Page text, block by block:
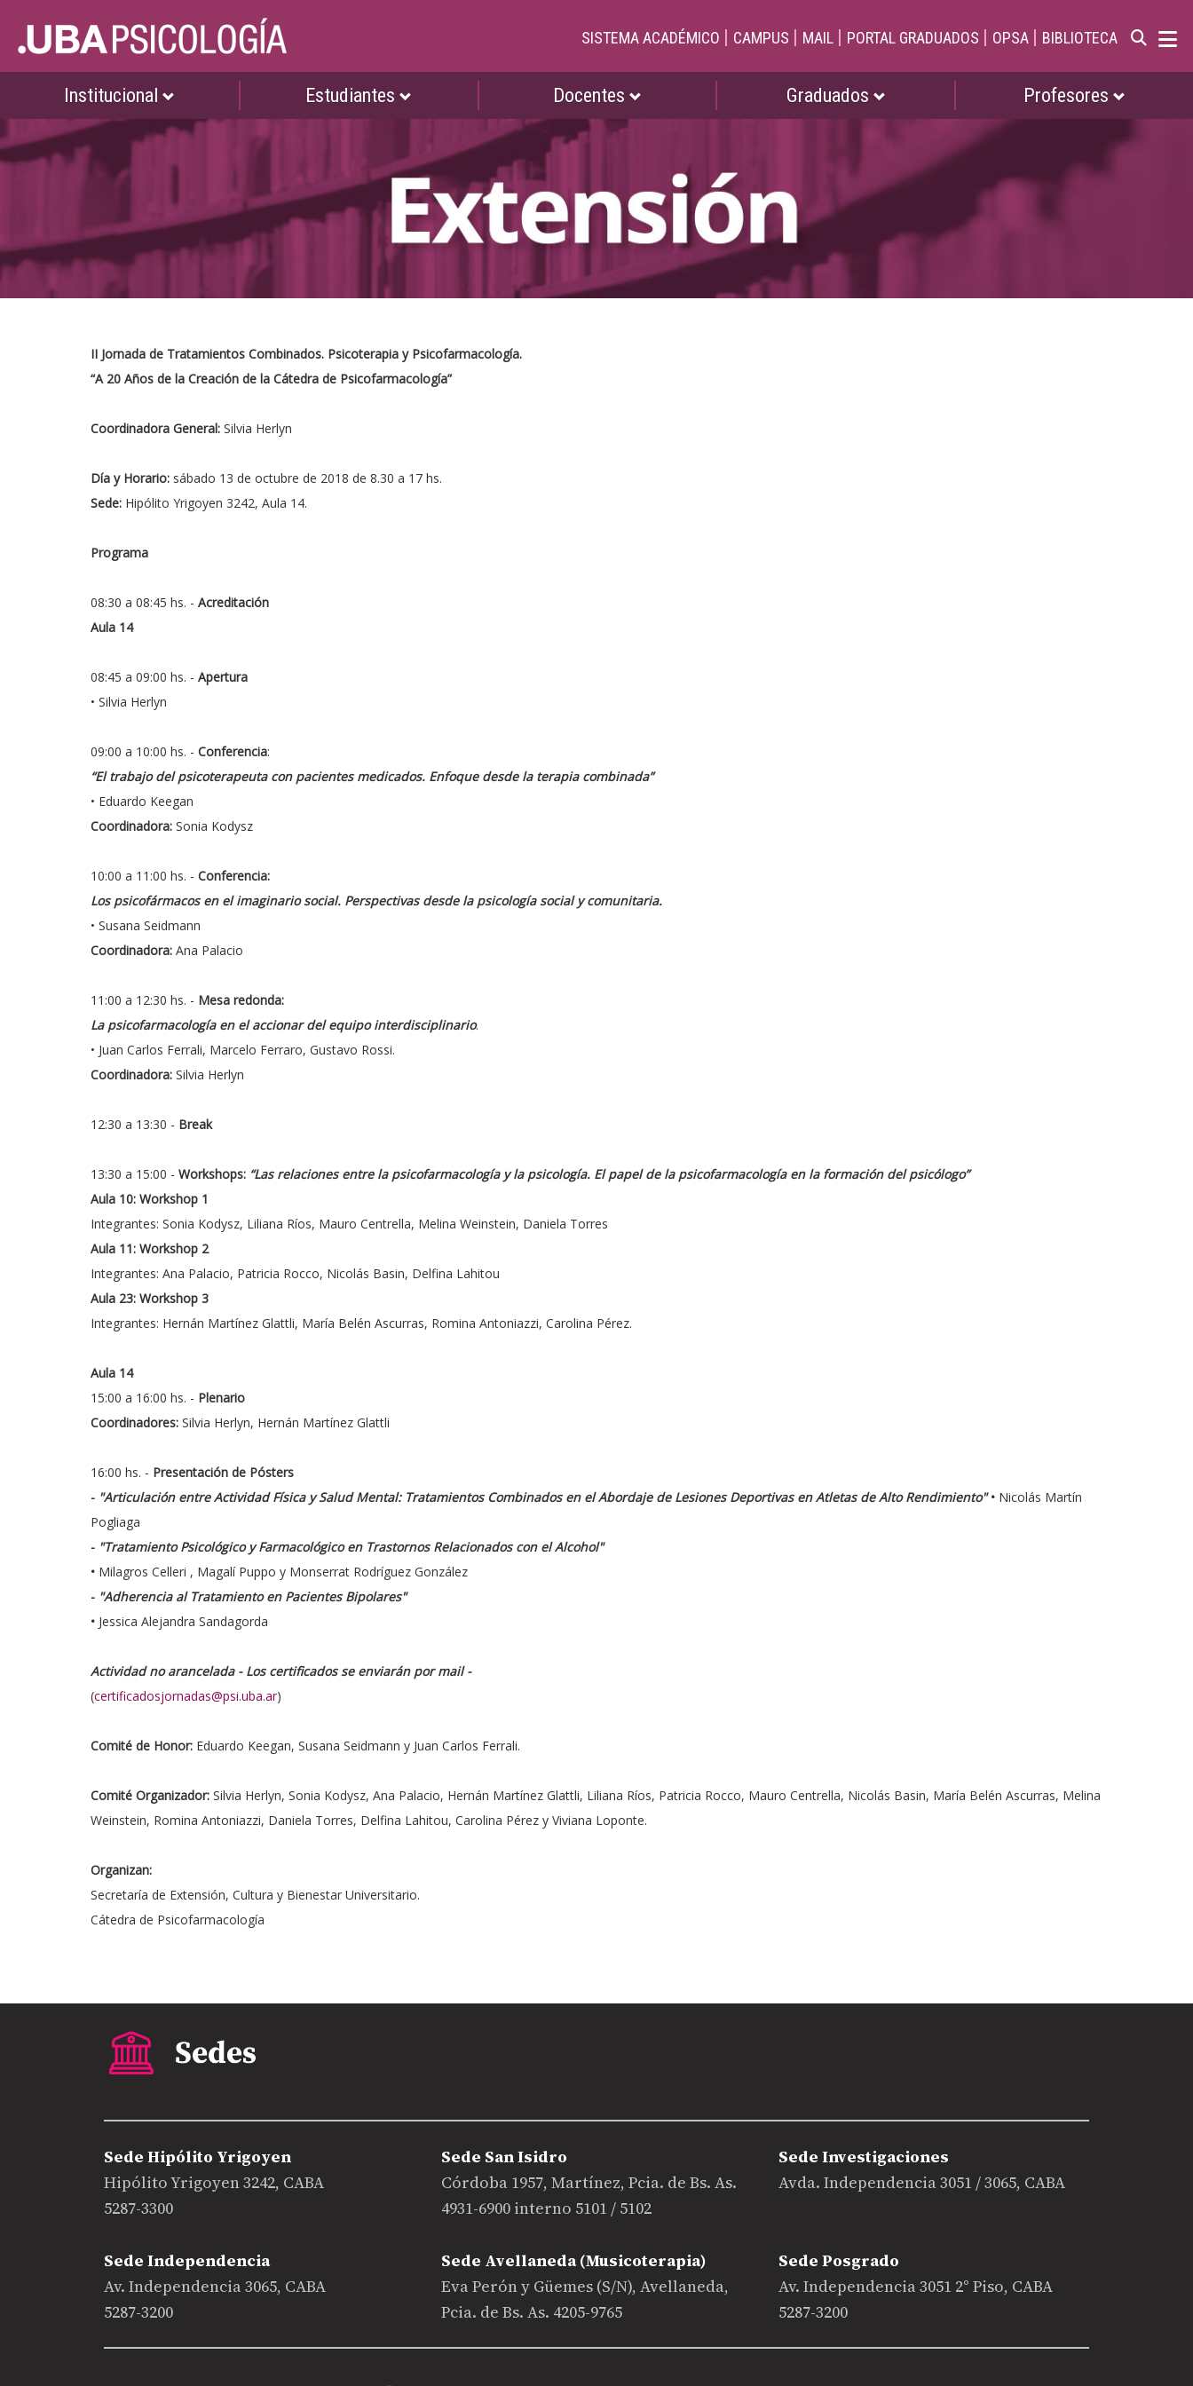
SISTEMA ACADÉMICO | CAMPUS | MAIL | PORTAL GRADUADOS | OPSA | BIBLIOTECA
Institucional Estudiantes Docentes Graduados Profesores
II Jornada de Tratamientos Combinados. Psicoterapia y Psicofarmacología.
“A 20 Años de la Creación de la Cátedra de Psicofarmacología”
Coordinadora General: Silvia Herlyn
Día y Horario: sábado 13 de octubre de 2018 de 8.30 a 17 hs.
Sede: Hipólito Yrigoyen 3242, Aula 14.
Programa
08:30 a 08:45 hs. - Acreditación
Aula 14
08:45 a 09:00 hs. - Apertura
• Silvia Herlyn
09:00 a 10:00 hs. - Conferencia:
“El trabajo del psicoterapeuta con pacientes medicados. Enfoque desde la terapia combinada”
• Eduardo Keegan
Coordinadora: Sonia Kodysz
10:00 a 11:00 hs. - Conferencia:
Los psicofármacos en el imaginario social. Perspectivas desde la psicología social y comunitaria.
• Susana Seidmann
Coordinadora: Ana Palacio
11:00 a 12:30 hs. - Mesa redonda:
La psicofarmacología en el accionar del equipo interdisciplinario.
• Juan Carlos Ferrali, Marcelo Ferraro, Gustavo Rossi.
Coordinadora: Silvia Herlyn
12:30 a 13:30 - Break
13:30 a 15:00 - Workshops: “Las relaciones entre la psicofarmacología y la psicología. El papel de la psicofarmacología en la formación del psicólogo”
Aula 10: Workshop 1
Integrantes: Sonia Kodysz, Liliana Ríos, Mauro Centrella, Melina Weinstein, Daniela Torres
Aula 11: Workshop 2
Integrantes: Ana Palacio, Patricia Rocco, Nicolás Basin, Delfina Lahitou
Aula 23: Workshop 3
Integrantes: Hernán Martínez Glattli, María Belén Ascurras, Romina Antoniazzi, Carolina Pérez.
Aula 14
15:00 a 16:00 hs. - Plenario
Coordinadores: Silvia Herlyn, Hernán Martínez Glattli
16:00 hs. - Presentación de Pósters
- "Articulación entre Actividad Física y Salud Mental: Tratamientos Combinados en el Abordaje de Lesiones Deportivas en Atletas de Alto Rendimiento"• Nicolás Martín
Pogliaga
- "Tratamiento Psicológico y Farmacológico en Trastornos Relacionados con el Alcohol"
• Milagros Celleri , Magalí Puppo y Monserrat Rodríguez González
- "Adherencia al Tratamiento en Pacientes Bipolares"
• Jessica Alejandra Sandagorda
Actividad no arancelada - Los certificados se enviarán por mail -
(certificadosjornadas@psi.uba.ar)
Comité de Honor: Eduardo Keegan, Susana Seidmann y Juan Carlos Ferrali.
Comité Organizador: Silvia Herlyn, Sonia Kodysz, Ana Palacio, Hernán Martínez Glattli, Liliana Ríos, Patricia Rocco, Mauro Centrella, Nicolás Basin, María Belén Ascurras, Melina
Weinstein, Romina Antoniazzi, Daniela Torres, Delfina Lahitou, Carolina Pérez y Viviana Loponte.
Organizan:
Secretaría de Extensión, Cultura y Bienestar Universitario.
Cátedra de Psicofarmacología
Sede Hipólito Yrigoyen
Hipólito Yrigoyen 3242, CABA
5287-3300
Sede Independencia
Av. Independencia 3065, CABA
5287-3200
Sede San Isidro
Córdoba 1957, Martínez, Pcia. de Bs. As.
4931-6900 interno 5101 / 5102
Sede Avellaneda (Musicoterapia)
Eva Perón y Güemes (S/N), Avellaneda,
Pcia. de Bs. As. 4205-9765
Sede Investigaciones
Avda. Independencia 3051 / 3065, CABA
Sede Posgrado
Av. Independencia 3051 2° Piso, CABA
5287-3200